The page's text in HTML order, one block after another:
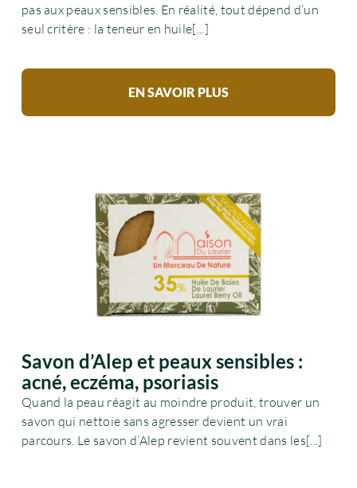
pas aux peaux sensibles. En réalité, tout dépend d’un
seul critère : la teneur en huile[...]
EN SAVOIR PLUS
Savon d’Alep et peaux sensibles :
acné, eczéma, psoriasis
Quand la peau réagit au moindre produit, trouver un
savon qui nettoie sans agresser devient un vrai
parcours. Le savon d’Alep revient souvent dans les[...]